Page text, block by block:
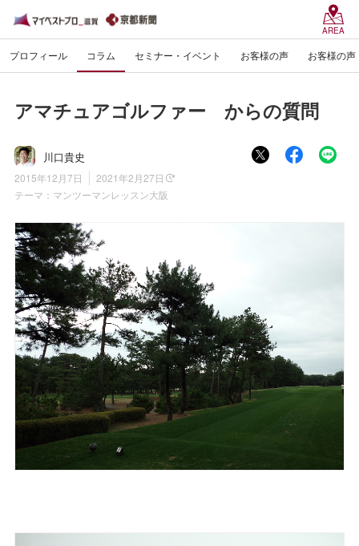
AREA
プロフィール コラム セミナー・イベント お客様の声 お客様の声
アマチュアゴルファー からの質問
川口貴史
2015年12月7日
2021年2月27日
テーマ： マンツーマンレッスン大阪